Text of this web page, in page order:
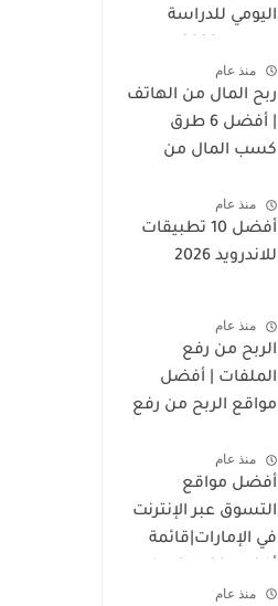
اليومي للدراسة
منذ عام
ربح المال من الهاتف
| أفضل 6 طرق
كسب المال من
منذ عام
أفضل 10 تطبيقات
للاندرويد 2026
منذ عام
الربح من رفع
الملفات | أفضل
مواقع الربح من رفع
2026منذ عام
أفضل مواقع
التسوق عبر الإنترنت
في الإمارات|قائمة
2026منذ عام